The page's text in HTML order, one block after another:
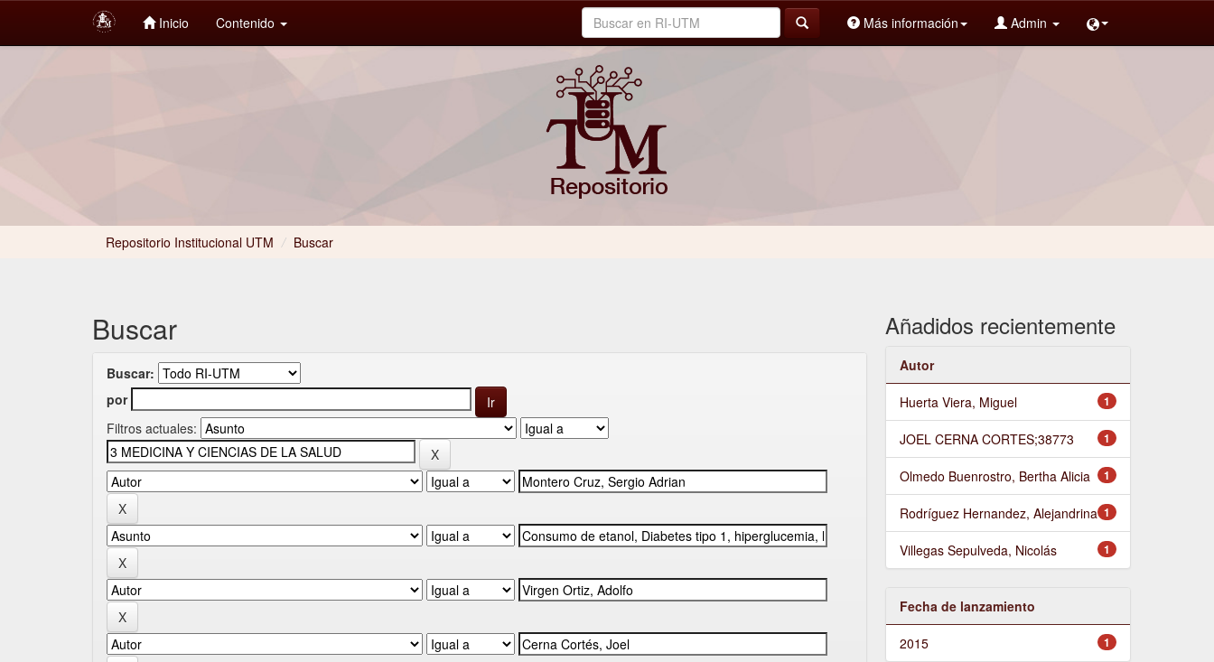
Inicio Contenido Más información Admin
Repositorio Institucional UTM / Buscar
Buscar
Buscar:
por
Filtros actuales:
Añadidos recientemente
Autor
1
Huerta Viera, Miguel
1
JOEL CERNA CORTES;38773
1
Olmedo Buenrostro, Bertha Alicia
1
Rodríguez Hernandez, Alejandrina
1
Villegas Sepulveda, Nicolás
Fecha de lanzamiento
1
2015